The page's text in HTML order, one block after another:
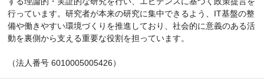
行っています。研究者が本来の研究に集中できるよう、IT基盤の整
備や働きやすい環境づくりを推進しており、社会的に意義のある活
動を裏側から支える重要な役割を担っています。
（法人番号 6010005005426）